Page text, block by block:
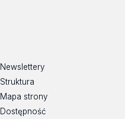
Newslettery
Struktura
Mapa strony
Dostępność